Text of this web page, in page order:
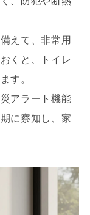
えて、非常用
くと、トイレ
す。
アラート機能
に察知し、家